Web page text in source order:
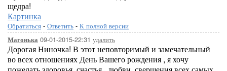
щедра!
Картинка
Обратиться - Ответить - К полной версии
Магонька 09-01-2015-22:31 удалить
Дорогая Ниночка! В этот неповторимый и замечательный
во всех отношениях День Вашего рождения , я хочу